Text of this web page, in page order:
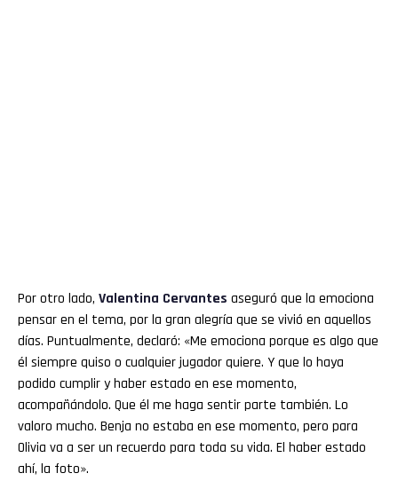
Por otro lado, Valentina Cervantes aseguró que la emociona
pensar en el tema, por la gran alegría que se vivió en aquellos
días. Puntualmente, declaró: «Me emociona porque es algo que
él siempre quiso o cualquier jugador quiere. Y que lo haya
podido cumplir y haber estado en ese momento,
acompañándolo. Que él me haga sentir parte también. Lo
valoro mucho. Benja no estaba en ese momento, pero para
Olivia va a ser un recuerdo para toda su vida. El haber estado
ahí, la foto».